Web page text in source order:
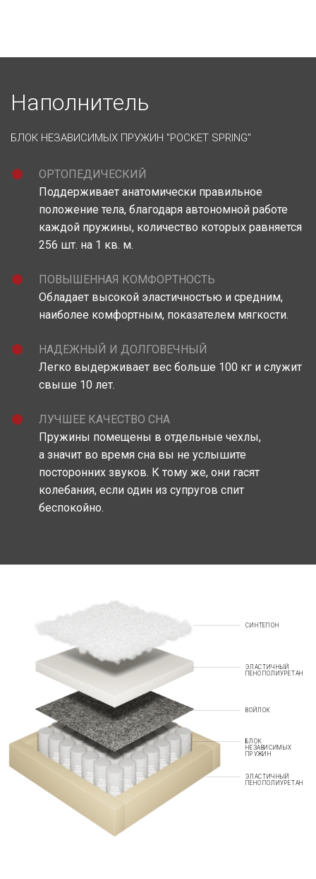
Наполнитель
БЛОК НЕЗАВИСИМЫХ ПРУЖИН "POCKET SPRING"
ОРТОПЕДИЧЕСКИЙ
Поддерживает анатомически правильное
положение тела, благодаря автономной работе
каждой пружины, количество которых равняется
256 шт. на 1 кв. м.
ПОВЫШЕННАЯ КОМФОРТНОСТЬ
Обладает высокой эластичностью и средним,
наиболее комфортным, показателем мягкости.
НАДЕЖНЫЙ И ДОЛГОВЕЧНЫЙ
Легко выдерживает вес больше 100 кг и служит
свыше 10 лет.
ЛУЧШЕЕ КАЧЕСТВО СНА
Пружины помещены в отдельные чехлы,
а значит во время сна вы не услышите
посторонних звуков. К тому же, они гасят
колебания, если один из супругов спит
беспокойно.
СИНТЕПОН
ЭЛАСТИЧНЫЙ
ПЕНОПОЛИУРЕТАН
ВОЙЛОК
БЛОК
НЕЗАВИСИМЫХ
ПРУЖИН
ЭЛАСТИЧНЫЙ
ПЕНОПОЛИУРЕТАН